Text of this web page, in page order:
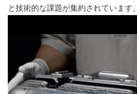
と技術的な課題が集約されています。